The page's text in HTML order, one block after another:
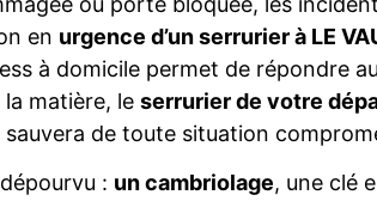
en urgence d’un serrurier à LE
à domicile permet de répondre
la matière, le serrurier de votre
sauvera de toute situation
: un cambriolage, une clé